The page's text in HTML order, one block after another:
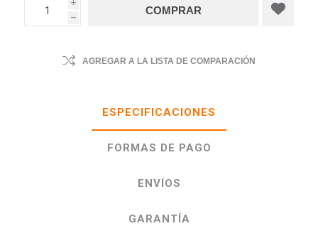
i
h
AGREGAR A LA LISTA DE COMPARACIÓN
ESPECIFICACIONES
FORMAS DE PAGO
ENVÍOS
GARANTÍA